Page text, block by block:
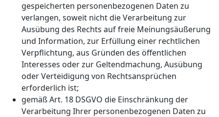
gespeicherten personenbezogenen Daten zu
verlangen, soweit nicht die Verarbeitung zur
Ausübung des Rechts auf freie Meinungsäußerung
und Information, zur Erfüllung einer rechtlichen
Verpflichtung, aus Gründen des öffentlichen
Interesses oder zur Geltendmachung, Ausübung
oder Verteidigung von Rechtsansprüchen
erforderlich ist;
gemäß Art. 18 DSGVO die Einschränkung der
Verarbeitung Ihrer personenbezogenen Daten zu